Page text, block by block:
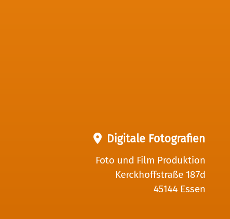
Digitale Fotografien
Foto und Film Produktion
Kerckhoffstraße 187d
45144 Essen